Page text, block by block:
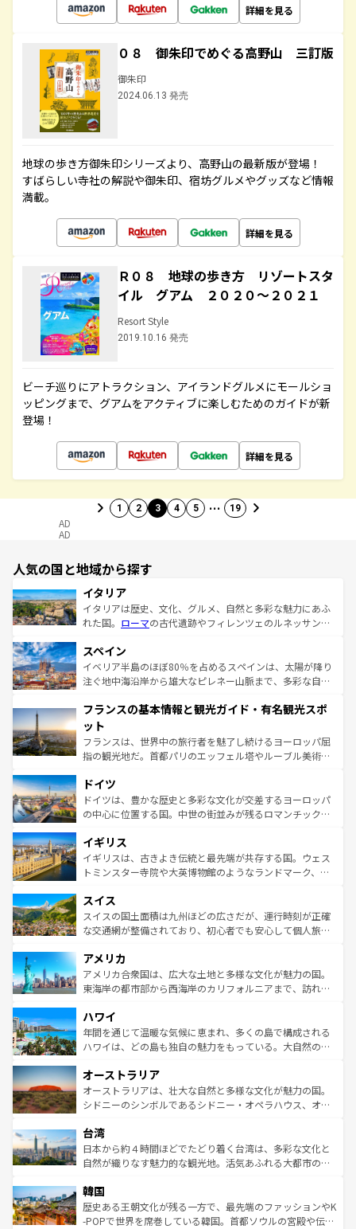
詳細を見る
０８ 御朱印でめぐる高野山 三訂版
御朱印
2024.06.13 発売
地球の歩き方御朱印シリーズより、高野山の最新版が登場！
すばらしい寺社の解説や御朱印、宿坊グルメやグッズなど情報
満載。
詳細を見る
Ｒ０８ 地球の歩き方 リゾートスタ
イル グアム ２０２０～２０２１
Resort Style
2019.10.16 発売
ビーチ巡りにアトラクション、アイランドグルメにモールショ
ッピングまで、グアムをアクティブに楽しむためのガイドが新
登場！
詳細を見る
1 2 3 4 5 … 19
AD
AD
人気の国と地域から探す
イタリア
イタリアは歴史、文化、グルメ、自然と多彩な魅力にあふ
れた国。 ローマの古代遺跡やフィレンツェのルネッサンス
ろん、トスカーナの美しい田園風景やアマルフィ海岸の絶
景など、自然景観も見逃せない。観光の合間には、本場の
ピザやパスタなど、絶品のイタリア料理を堪能することも
ませてくれるイタリアで、忘れられない旅をしてみよう！
なお、新着のイタリア情報は
しい。
スペイン
イベリア半島のほぼ80％を占めるスペインは、太陽が降り
注ぐ地中海沿岸から雄大なピレネー山脈まで、多彩な自然
文化が根付くこの国では、情熱的なフラメンコ、熱気あふ
れる闘牛、そして美味しいタパスが生活の一部となってい
る。首都マドリードの洗練された雰囲気や、バルセロナの
アートに溢れた街角から、地方では古代ローマ遺跡や中世
せる。地方によって風土や気候が異なるスペインはその個
性で訪れる人を魅了する。 なお、新着のスペイン情報は コ
ンテンツ一覧を参照してほしい。
フランスの基本情報と観光ガイド・有名観光スポ
ット
フランスは、世界中の旅行者を魅了し続けるヨーロッパ屈
指の観光地だ。首都パリのエッフェル塔やルーブル美術館
で、幅広い魅力が詰まっている。華麗な宮殿、歴史的な大
聖堂、美しいビーチ、そして豊かな自然が、訪れる者を心
から魅了する。また、フランスは美食の国としても知ら
いる。シャンパンの発祥地であるランス、プロヴァンスの
香り高いラベンダー畑など、多彩な楽しみ方が可能だ。さ
らに、パリ以外の地域にも魅力が溢れており、どの街角に
れる地方に足を運ぶとそれぞれで全く異なる文化を体験で
きるだろう。 なお、新着のフランス情報はコンテンツ一覧
を参照してほしい。
ドイツ
ドイツは、豊かな歴史と多彩な文化が交差するヨーロッパ
の中心に位置する国。中世の街並みが残るロマンチック街
顔を持つこの国は、どこを歩いても飽きることがない。ベ
ルリンの文化的活気、バイエルン州のアルプスの絶景、そ
してライン川沿いのワイン畑といった風景は必見。ビール
は、お酒好きな人にはぜひ体験してほしい。 なお、新着の
ドイツ情報はコンテンツ一覧を参照してほしい。
イギリス
イギリスは、古きよき伝統と最先端が共存する国。ウェス
トミンスター寺院や大英博物館のようなランドマーク、歴
リアごとに異なる魅力がある。また、優雅なアフタヌーン
ティー、ビール好きにはたまらない英国パブ、サッカー観
戦など、本場だからこそできる体験も豊富。イギリスを旅
ンツ一覧を参照してほしい。
スイス
スイスの国土面積は九州ほどの広さだが、運行時刻が正確
な交通網が整備されており、初心者でも安心して個人旅行
の建物がそのまま残る町や、スイスならではのユニークな
博物館もあり、アルプス観光だけでなく町歩きも満喫する
ことができる。国民の所得が高いため物価も高いが、旅行
ば市内交通費無料で観光を楽しむこともできる。 なお、新
着のスイス情報はコンテンツ一覧 を参照してほしい。
アメリカ
アメリカ合衆国は、広大な土地と多様な文化が魅力の国。
東海岸の都市部から西海岸のカリフォルニアまで、訪れる
のような巨大都市は、観光、ショッピング、エンターテイ
ンメントが詰まった刺激的なスポットだ。一方、アメリカ
西部には大自然が広がり、グランドキャニオンやイエロー
部のニューオーリンズでは、音楽と美食が融合した独特の
文化が魅力。旅行者はアメリカの各地域で異なる魅力を楽
しみながら、その多様性と豊かな歴史を感じることができ
ならではの贅沢な旅のスタイルだ。 なお、新着のアメリカ
情報はコンテンツ一覧を参照してほしい。
ハワイ
年間を通じて温暖な気候に恵まれ、多くの島で構成される
ハワイは、どの島も独自の魅力をもっている。大自然の神
ワイ島は見逃せない。また、定番の観光地といえばオアフ
島だが、静かな自然を求めるならマウイ島やカウアイ島が
おすすめ。エメラルドグリーンに輝く海をはじめ、豊かな
れるおもてなしの心で訪れる人々を迎えてくれるハワイの
人々、おいしいローカルフードやハワイアンミュージッ
ク、伝統的なフラダンスなど、すべてがハワイの魅力を彩
ワイを、存分に味わってほしい。 なお、新着のハワイ情報
はコンテンツ一覧を参照してほしい。
オーストラリア
オーストラリアは、壮大な自然と多様な文化が魅力の国。
シドニーのシンボルであるシドニー・オペラハウス、オー
リアリーフや大陸中央部にそびえるウルル（エアーズロッ
ク）、タスマニアの美しい原生林やケアンズの熱帯雨林な
ど、見どころがたくさん。また、カフェやワイン、オージ
いる。アクティビティも充実しており、サーフィンやダイ
ビング、ハイキングなど、アウトドア好きにはたまらな
い。オーストラリアの多彩な魅力を存分に味わいつくそ
台湾
日本から約４時間ほどでたどり着く台湾は、多彩な文化と
自然が織りなす魅力的な観光地。活気あふれる大都市の台
ン）、静ひつな山岳地帯である台湾東部など、都市の喧騒
と山間の静けさが共存しており、訪れる人に新しい発見と
驚きをもたらしてくれる。また、奥深い台湾の食文化も魅
韓国
歴史ある王朝文化が残る一方で、最先端のファッションやK
-POPで世界を席巻している韓国。首都ソウルの宮殿や伝統